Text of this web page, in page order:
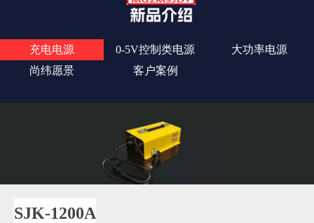
充电电源 0-5V控制类电源
大功率电源
尚纬愿景
客户案例
SJK-1200A